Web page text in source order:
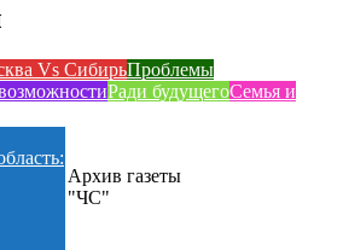
Vs СибирьПроблемы
Ради будущегоСемья и
Архив газеты
"ЧС"